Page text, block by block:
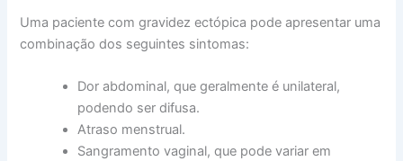
Uma paciente com gravidez ectópica pode apresentar uma
combinação dos seguintes sintomas:
Dor abdominal, que geralmente é unilateral,
podendo ser difusa.
Atraso menstrual.
Sangramento vaginal, que pode variar em